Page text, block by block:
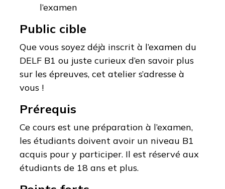
l’examen
Public cible
Que vous soyez déjà inscrit à l’examen du
DELF B1 ou juste curieux d’en savoir plus
sur les épreuves, cet atelier s’adresse à
vous !
Prérequis
Ce cours est une préparation à l’examen,
les étudiants doivent avoir un niveau B1
acquis pour y participer. Il est réservé aux
étudiants de 18 ans et plus.